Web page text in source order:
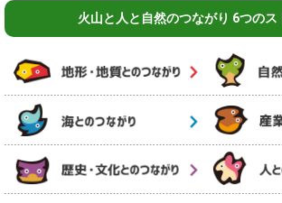
火山と人と自然のつながり 6つのス